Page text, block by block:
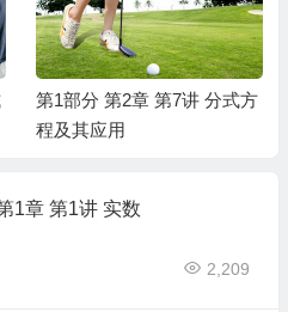
第1部分 第2章 第7讲 分式方
程及其应用
1章 第1讲 实数
2,209